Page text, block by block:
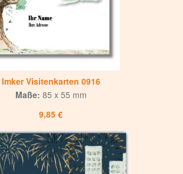
Imker Visitenkarten 0916
9,85 €
Maße: 85 x 55 mm